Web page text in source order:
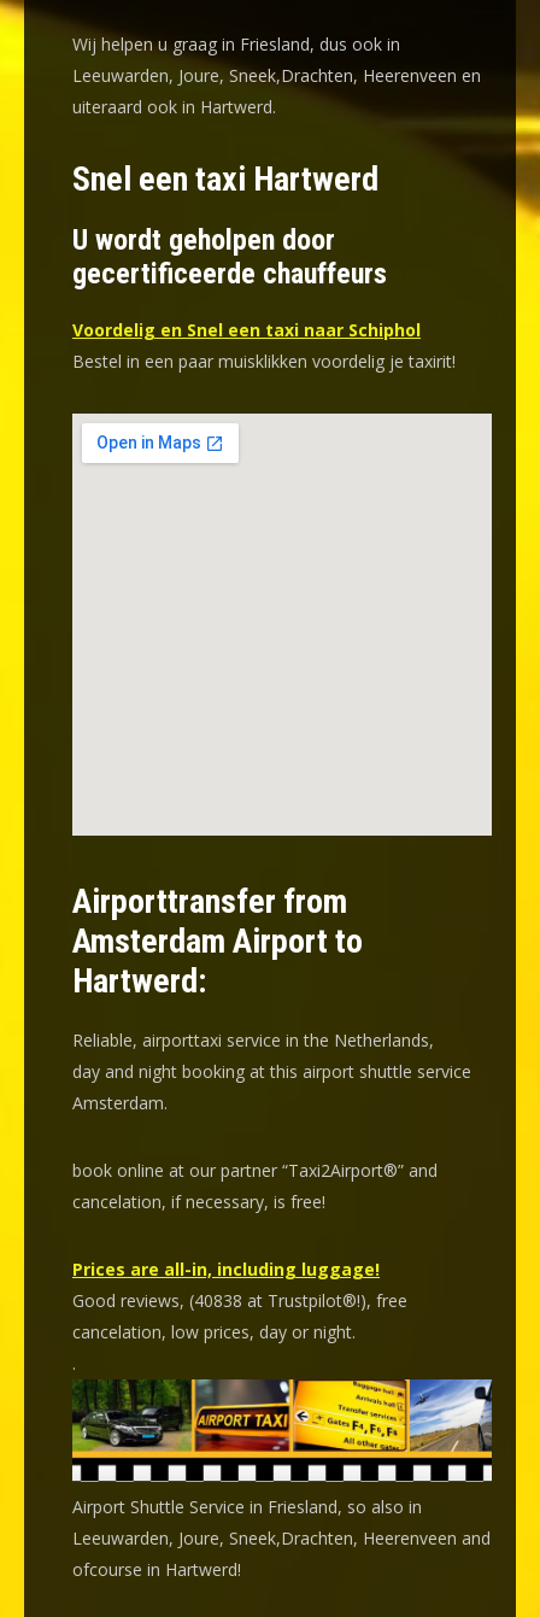
Wij helpen u graag in Friesland, dus ook in
Leeuwarden, Joure, Sneek,Drachten, Heerenveen en
uiteraard ook in Hartwerd.
Snel een taxi Hartwerd
U wordt geholpen door
gecertificeerde chauffeurs
Voordelig en Snel een taxi naar Schiphol
Bestel in een paar muisklikken voordelig je taxirit!
Airporttransfer from
Amsterdam Airport to
Hartwerd:
Reliable, airporttaxi service in the Netherlands,
day and night booking at this airport shuttle service
Amsterdam.
book online at our partner “Taxi2Airport®” and
cancelation, if necessary, is free!
Prices are all-in, including luggage!
Good reviews, (40838 at Trustpilot®!), free
cancelation, low prices, day or night.
.
Airport Shuttle Service in Friesland, so also in
Leeuwarden, Joure, Sneek,Drachten, Heerenveen and
ofcourse in Hartwerd!